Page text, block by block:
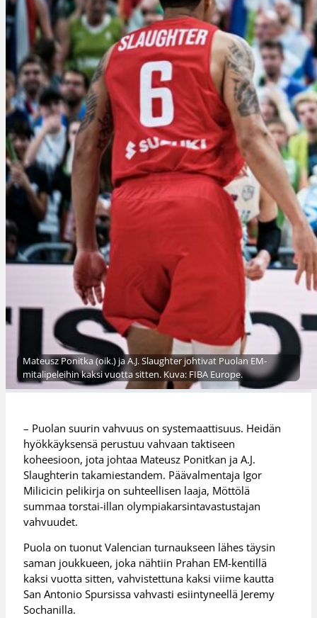
Mateusz Ponitka (oik.) ja A.J. Slaughter johtivat Puolan EM-
mitalipeleihin kaksi vuotta sitten. Kuva: FIBA Europe.
– Puolan suurin vahvuus on systemaattisuus. Heidän
hyökkäyksensä perustuu vahvaan taktiseen
koheesioon, jota johtaa Mateusz Ponitkan ja A.J.
Slaughterin takamiestandem. Päävalmentaja Igor
Milicicin pelikirja on suhteellisen laaja, Möttölä
summaa torstai-illan olympiakarsintavastustajan
vahvuudet.
Puola on tuonut Valencian turnaukseen lähes täysin
saman joukkueen, joka nähtiin Prahan EM-kentillä
kaksi vuotta sitten, vahvistettuna kaksi viime kautta
San Antonio Spursissa vahvasti esiintyneellä Jeremy
Sochanilla.